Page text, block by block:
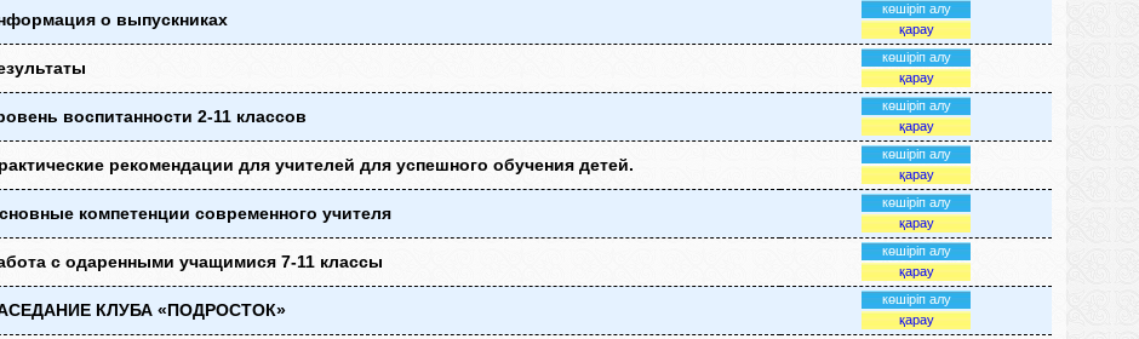
о выпускниках
көшіріп алу
қарау
көшіріп алу
қарау
воспитанности 2-11 классов
көшіріп алу
қарау
рекомендации для учителей для успешного обучения детей.
көшіріп алу
қарау
компетенции современного учителя
көшіріп алу
қарау
с одаренными учащимися 7-11 классы
көшіріп алу
қарау
КЛУБА «ПОДРОСТОК»
көшіріп алу
қарау